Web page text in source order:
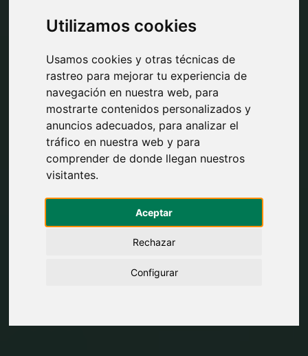
Utilizamos cookies
Usamos cookies y otras técnicas de
rastreo para mejorar tu experiencia de
navegación en nuestra web, para
mostrarte contenidos personalizados y
anuncios adecuados, para analizar el
tráfico en nuestra web y para
comprender de donde llegan nuestros
visitantes.
Aceptar
Rechazar
Configurar